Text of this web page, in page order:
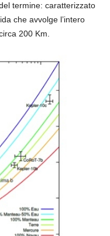
termine: caratterizzato
che avvolge l’intero
200 Km.